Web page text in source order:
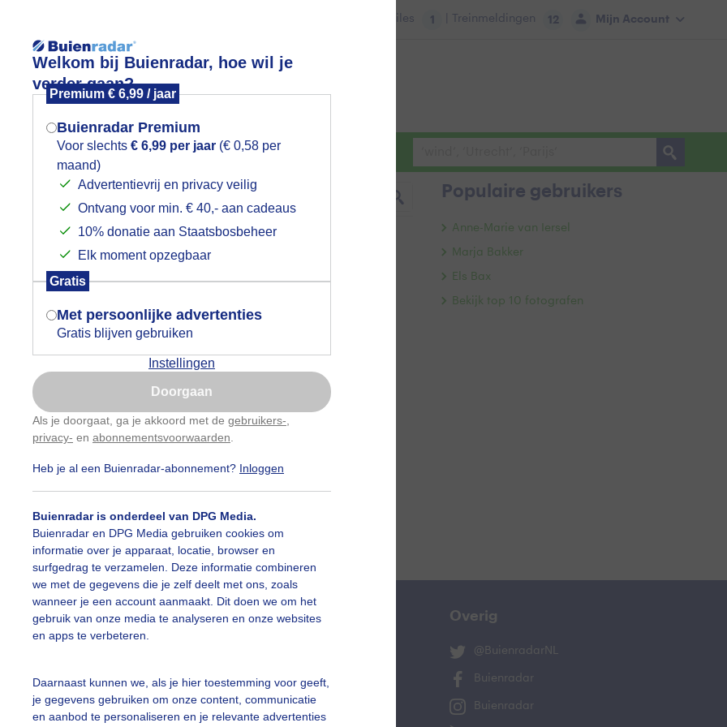
Welkom bij Buienradar, hoe wil je
verder gaan?
Premium € 6,99 / jaar
Buienradar Premium
Voor slechts € 6,99 per jaar (€ 0,58 per
maand)
Advertentievrij en privacy veilig
Ontvang voor min. € 40,- aan cadeaus
10% donatie aan Staatsbosbeheer
Elk moment opzegbaar
Gratis
Met persoonlijke advertenties
Gratis blijven gebruiken
Instellingen
Doorgaan
Als je doorgaat, ga je akkoord met de gebruikers-
privacy- en abonnementsvoorwaarden
Heb je al een Buienradar-abonnement? Inloggen
Buienradar is onderdeel van DPG Media.
Buienradar en DPG Media gebruiken cookies om
informatie over je apparaat, locatie, browser en
surfgedrag te verzamelen. Deze informatie combineren
we met de gegevens die je zelf deelt met ons, zoals
wanneer je een account aanmaakt. Dit doen we om het
gebruik van onze media te analyseren en onze websites
en apps te verbeteren.
Daarnaast kunnen we, als je hier toestemming voor geeft,
je gegevens gebruiken om onze content, communicatie
en aanbod te personaliseren en je relevante advertenties
Mijn Account
Files 1 | Treinmeldingen 12
Foto en video Weerzine
slideshow
Een moment geduld aub...
##terras #bewolking
#duinen #fietser #fietsers
#hittegolf #kinderen #kiters #kurkdroog
#maan #mist
#opklaringen #paraplu
#strakblauwe_lucht #strakblauwelucht
alle categorieën
Populaire gebruikers
Anne-Marie van Iersel
Marja Bakker
Els Bax
Bekijk top 10 fotografen
vragen
Mijn weer Overig
@BuienradarNL
Buienradar
Buienradar
Mogen we je locatie gebruiken voor
het weer?
Indien je hier nog geen akkoord op hebt
gegeven, verschijnt er zo een pop-up uit
je browser waarin deze toestemming
gevraagd wordt.
Is goed, toon de popup
Nu niet, misschien later
Gebruik je Safari en wil je niet elke dag deze pop-up
Klikhierom dit aan te passen